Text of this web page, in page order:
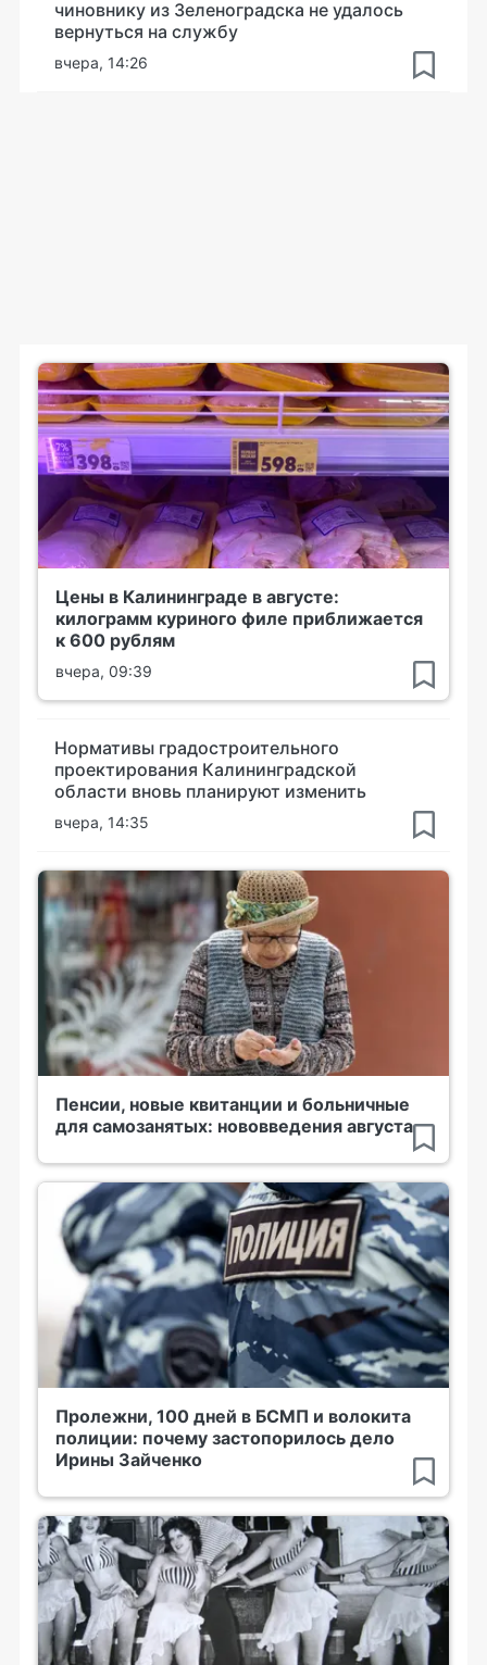
чиновнику из Зеленоградска не удалось
вернуться на службу
вчера, 14:26
Цены в Калининграде в августе:
килограмм куриного филе приближается
к 600 рублям
вчера, 09:39
Нормативы градостроительного
проектирования Калининградской
области вновь планируют изменить
вчера, 14:35
Пенсии, новые квитанции и больничные
для самозанятых: нововведения августа
Пролежни, 100 дней в БСМП и волокита
полиции: почему застопорилось дело
Ирины Зайченко